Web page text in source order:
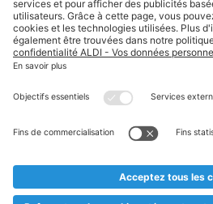
Textes marqués d'un astérisque et
* Nous vendons ces articles
au cas où, malgré le planning bien
prématurément en rupture de stock.
** Sur ce site, l’utilisation de la forme